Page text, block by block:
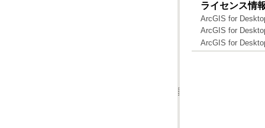
ライセンス情
ArcGIS for
ArcGIS for
ArcGIS for